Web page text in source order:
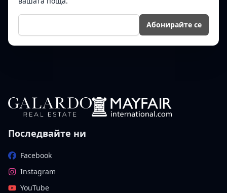
Е-мейл
Абонирайте се
Последвайте ни
Facebook
Instagram
YouTube